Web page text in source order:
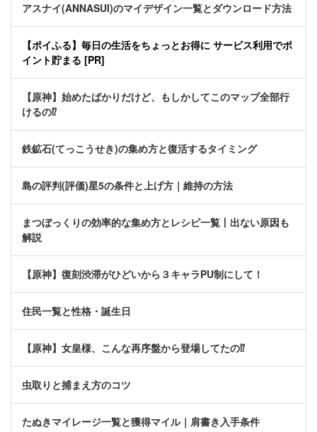
アスナイ(ANNASUI)のマイデザイン一覧とダウンロード方法
【ポイふる】毎日の生活をちょっとお得に サービス利用でポ
イント貯まる [PR]
【原神】始めたばかりだけど、もしかしてこのマップ全部行
けるの⁉
鉄鉱石(てっこうせき)の集め方と復活するタイミング
島の評判(評価)星5の条件と上げ方｜維持の方法
まつぼっくりの効率的な集め方とレシピ一覧丨出ない原因も
解説
【原神】復刻渋滞がひどいから３キャラPU制にして！
住民一覧と性格・誕生日
【原神】女皇様、こんな再序盤から登場してたの⁉
虫取りと捕まえ方のコツ
たぬきマイレージ一覧と獲得マイル｜肩書き入手条件